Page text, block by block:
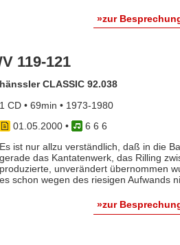
»zur
119-121
hänssler CLASSIC 92.038
1 CD • 69min • 1973-1980
01.05.2000•
6 6 6
Es ist nur allzu verständlich, daß in die
gerade das Kantatenwerk, das Rilling
produzierte, unverändert übernommen
schon wegen des riesigen Aufwands
»zur